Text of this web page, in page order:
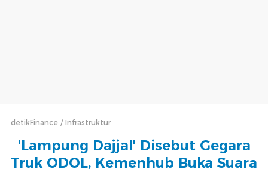
detikFinance Infrastruktur
'Lampung Dajjal' Disebut Gegara
Truk ODOL, Kemenhub Buka Suara